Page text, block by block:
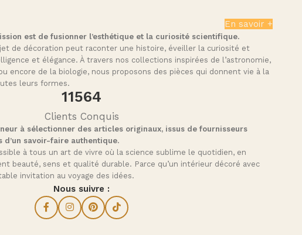
En savoir +
est de fusionner l’esthétique et la curiosité scientifique.
de décoration peut raconter une histoire, éveiller la curiosité et
et élégance. À travers nos collections inspirées de l’astronomie,
encore de la biologie, nous proposons des pièces qui donnent vie à la
leurs formes.
11564
Clients Conquis
à sélectionner des articles originaux, issus de fournisseurs
savoir-faire authentique.
à tous un art de vivre où la science sublime le quotidien, en
beauté, sens et qualité durable. Parce qu’un intérieur décoré avec
invitation au voyage des idées.
Nous suivre :